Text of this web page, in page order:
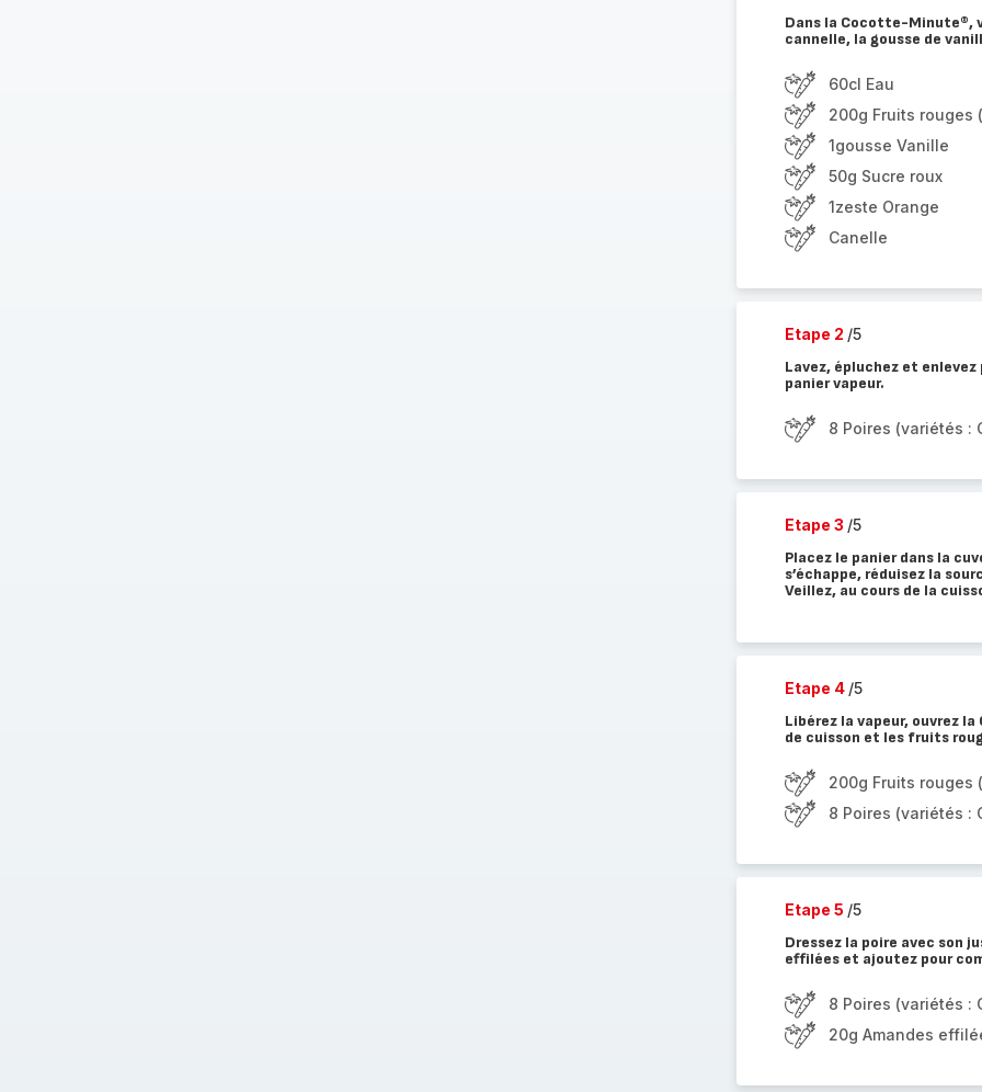
Dans la Cocotte-Minute®,
cannelle, la gousse de
60cl Eau
200g Fruits rouges
1gousse Vanille
50g Sucre roux
1zeste Orange
Canelle
Etape 2 /5
Lavez, épluchez et
panier vapeur.
8 Poires (variétés :
Etape 3 /5
Placez le panier dans la
s’échappe, réduisez la
Veillez, au cours de la
Etape 4 /5
Libérez la vapeur, ouvrez
de cuisson et les fruits
200g Fruits rouges
8 Poires (variétés :
Etape 5 /5
Dressez la poire avec son
effilées et ajoutez pour
8 Poires (variétés :
20g Amandes